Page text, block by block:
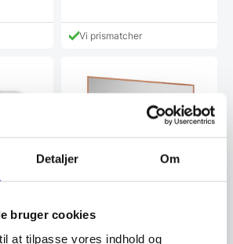
Detaljer Om
bruger cookies
at tilpasse vores indhold og
vare
Mulighederne
kan
vare
kan
vælges
på
Vi prismatcher
Exclusive Backlight LED